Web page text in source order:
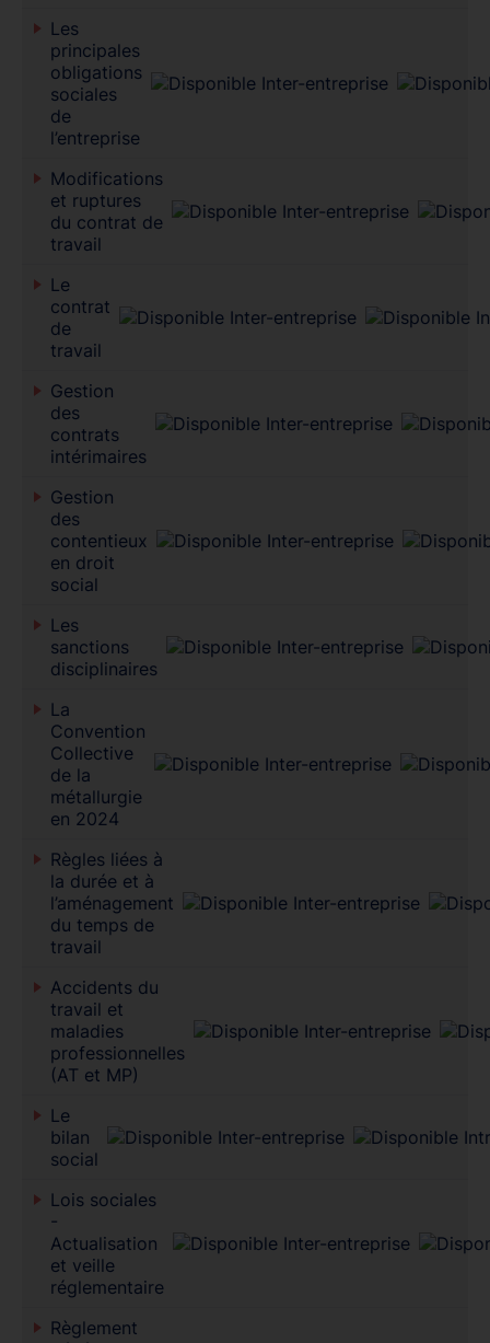
Les
principales
obligations
sociales
de
l’entreprise
Modifications
et ruptures
du contrat de
travail
Le
contrat
de
travail
Gestion
des
contrats
intérimaires
Gestion
des
contentieux
en droit
social
Les
sanctions
disciplinaires
La
Convention
Collective
de la
métallurgie
en 2024
Règles liées à
la durée et à
l’aménagement
du temps de
travail
Accidents du
travail et
maladies
professionnelles
(AT et MP)
Le
bilan
social
Lois sociales
-
Actualisation
et veille
réglementaire
Règlement